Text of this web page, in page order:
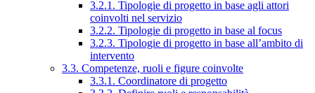
3.2.1. Tipologie di progetto in base agli attori
coinvolti nel servizio
3.2.2. Tipologie di progetto in base al focus
3.2.3. Tipologie di progetto in base all’ambito di
intervento
3.3. Competenze, ruoli e figure coinvolte
3.3.1. Coordinatore di progetto